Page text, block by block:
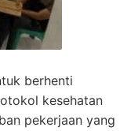
berhenti
kesehatan
pekerjaan yang